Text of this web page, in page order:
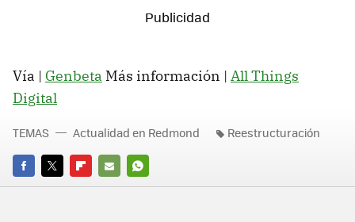
Vía | Genbeta Más información | All Things
Digital
FACEBOOK
TWITTERFLIPBOARD
E-
WHATSAPP
TEMAS Actualidad en Redmond Reestructuración